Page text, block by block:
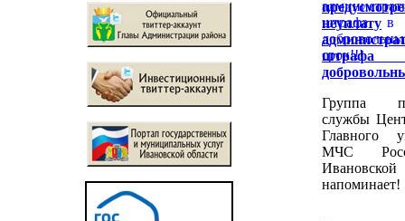
неуплату
Группа
службы
Главного
МЧС
напоминает!